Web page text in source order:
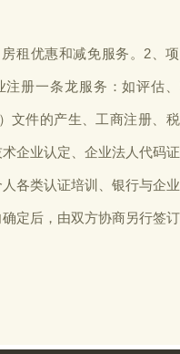
租优惠和减免服务。2、项
册一条龙服务：如评估
文件的产生、工商注册、
企业认定、企业法人代码证
各类认证培训、银行与企
定后，由双方协商另行签